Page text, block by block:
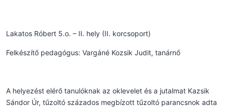
Lakatos Róbert 5.o. – II. hely (II. korcsoport)
Felkészítő pedagógus: Vargáné Kozsik Judit, tanárnő
A helyezést elérő tanulóknak az oklevelet és a jutalmat Kazsik
Sándor Úr, tűzoltó százados megbízott tűzoltó parancsnok adta